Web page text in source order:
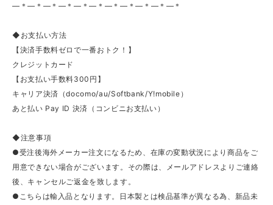
—＊—＊—＊—＊—＊—＊—＊—＊—＊—＊—＊
◆お支払い方法
【決済手数料ゼロで一番おトク！】
クレジットカード
【お支払い手数料300円】
キャリア決済（docomo/au/Softbank/Y!mobile）
あと払い Pay ID 決済（コンビニお支払い）
◆注意事項
●受注後海外メーカー注文になるため、在庫の変動状況により商品をご
用意できない場合がございます。その際は、メールアドレスよりご連絡
後、キャンセルご返金を致します。
●こちらは輸入品となります。日本製とは検品基準が異なる為、新品未